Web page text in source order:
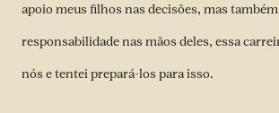
apoio meus filhos nas decisões, mas
responsabilidade nas mãos deles, essa
nós e tentei prepará-los para isso.